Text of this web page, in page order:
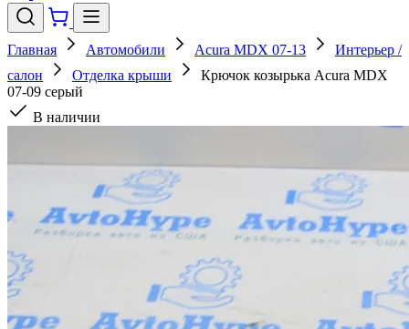
Главная Автомобили Acura MDX 07-13
Интерьер /
салон
Отделка крыши
Крючок козырька Acura MDX
07-09 серый
В наличии